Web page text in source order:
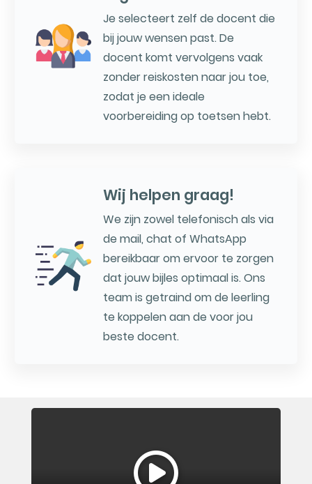
Je selecteert zelf de docent die
bij jouw wensen past. De
docent komt vervolgens vaak
zonder reiskosten naar jou toe,
zodat je een ideale
voorbereiding op toetsen hebt.
Wij helpen graag!
We zijn zowel telefonisch als via
de mail, chat of WhatsApp
bereikbaar om ervoor te zorgen
dat jouw bijles optimaal is. Ons
team is getraind om de leerling
te koppelen aan de voor jou
beste docent.